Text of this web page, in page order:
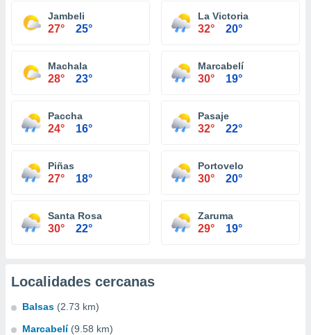
Jambeli
27° 25°
La Victoria
32° 20°
Machala
28° 23°
Marcabelí
30° 19°
Paccha
24° 16°
Pasaje
32° 22°
Piñas
27° 18°
Portovelo
30° 20°
Santa Rosa
30° 22°
Zaruma
29° 19°
Localidades cercanas
Balsas (2.73 km)
Marcabelí (9.58 km)